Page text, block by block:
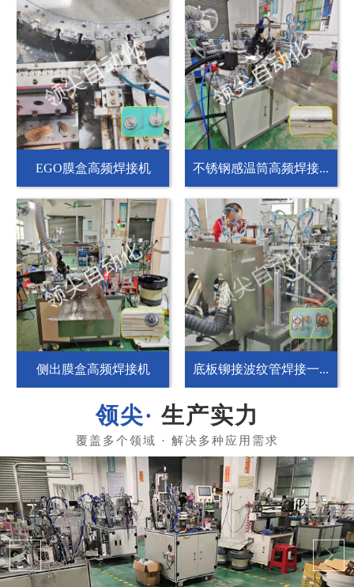
EGO膜盒高频焊接机 不锈钢感温筒高频焊接...
侧出膜盒高频焊接机 底板铆接波纹管焊接一...
生产实力